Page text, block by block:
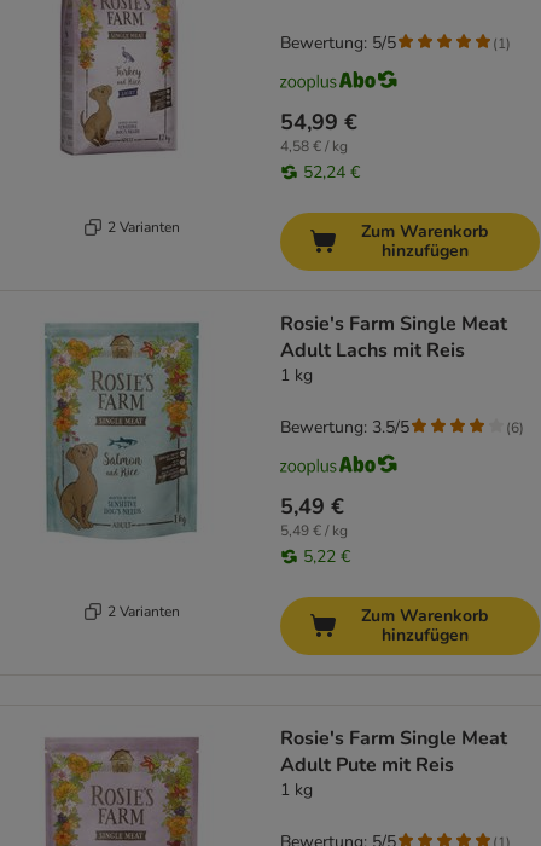
2 Varianten
54,99 €
4,58 € / kg
52,24 €
Bewertung: 5/5 (1)
Zum Warenkorb
hinzufügen
2 Varianten
Rosie's Farm Single Meat
Adult Lachs mit Reis
1 kg
5,49 €
5,49 € / kg
5,22 €
Bewertung: 3.5/5 (6)
Zum Warenkorb
hinzufügen
Rosie's Farm Single Meat
Adult Pute mit Reis
1 kg
(1)